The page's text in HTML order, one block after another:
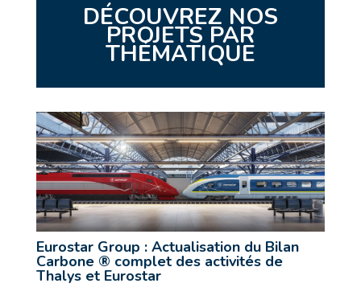
DÉCOUVREZ NOS
PROJETS PAR
THÉMATIQUE
Eurostar Group : Actualisation du Bilan
Carbone ® complet des activités de
Thalys et Eurostar